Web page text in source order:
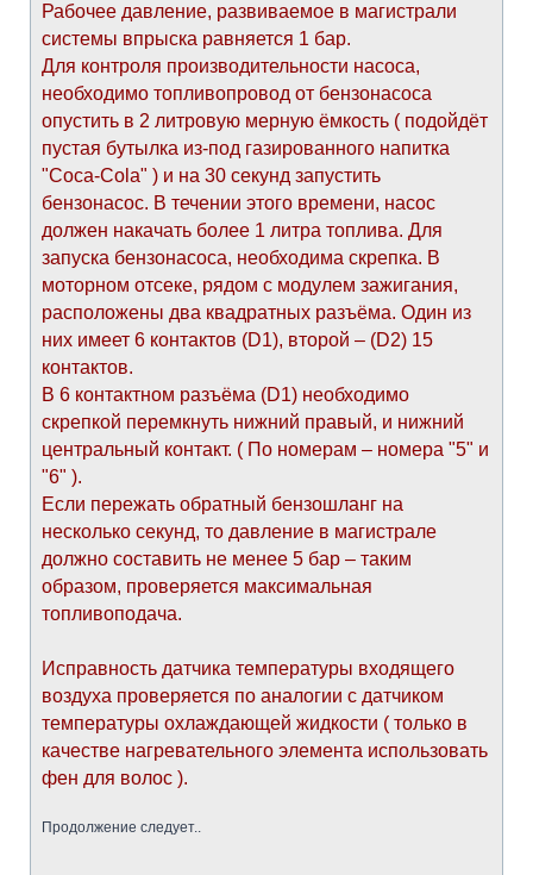
Рабочее давление, развиваемое в магистрали
системы впрыска равняется 1 бар.
Для контроля производительности насоса,
необходимо топливопровод от бензонасоса
опустить в 2 литровую мерную ёмкость ( подойдёт
пустая бутылка из-под газированного напитка
"Coca-Cola" ) и на 30 секунд запустить
бензонасос. В течении этого времени, насос
должен накачать более 1 литра топлива. Для
запуска бензонасоса, необходима скрепка. В
моторном отсеке, рядом с модулем зажигания,
расположены два квадратных разъёма. Один из
них имеет 6 контактов (D1), второй – (D2) 15
контактов.
В 6 контактном разъёма (D1) необходимо
скрепкой перемкнуть нижний правый, и нижний
центральный контакт. ( По номерам – номера "5" и
"6" ).
Если пережать обратный бензошланг на
несколько секунд, то давление в магистрале
должно составить не менее 5 бар – таким
образом, проверяется максимальная
топливоподача.
Исправность датчика температуры входящего
воздуха проверяется по аналогии с датчиком
температуры охлаждающей жидкости ( только в
качестве нагревательного элемента использовать
фен для волос ).
Продолжение следует..